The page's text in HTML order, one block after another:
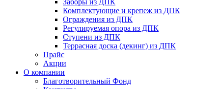
Заборы из ДПК
Комплектующие и крепеж из ДПК
Ограждения из ДПК
Регулируемая опора из ДПК
Ступени из ДПК
Террасная доска (декинг) из ДПК
Прайс
Акции
О компании
Благотворительный Фонд